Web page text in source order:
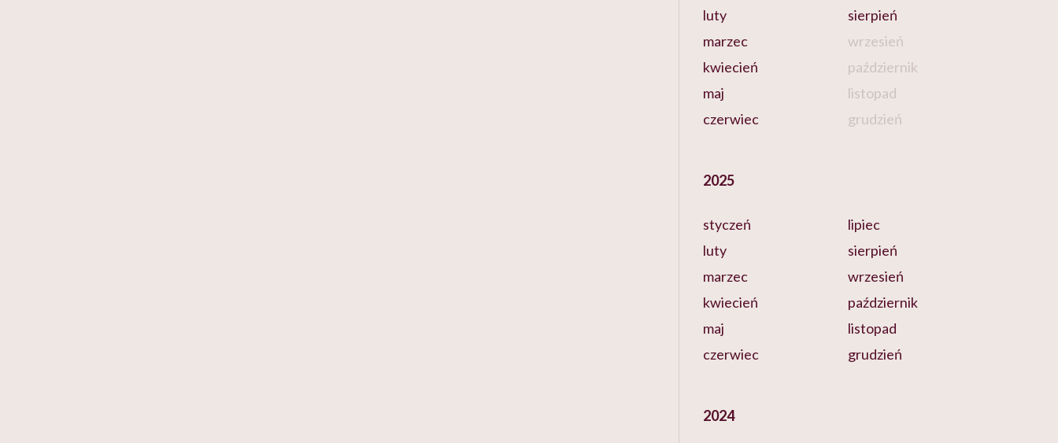
luty
marzec
kwiecień
maj
czerwiec
sierpień
wrzesień
październik
listopad
grudzień
2025
styczeń
luty
marzec
kwiecień
maj
czerwiec
lipiec
sierpień
wrzesień
październik
listopad
grudzień
2024